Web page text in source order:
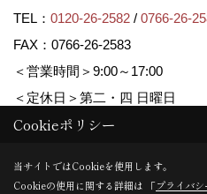
TEL： 0120-26-2582 / 0766-26-
FAX：0766-26-2583
＜営業時間＞9:00～17:00
＜定休日＞第二・四 日曜日
Copyright (c) MIYAWAKI HOME. All
Produced byゴデスクリエイト
Cookieポリシー
当サイトではCookieを使用します。
Cookieの使用に関する詳細は 「プライバ